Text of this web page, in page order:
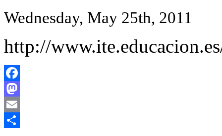
Wednesday, May 25th, 2011
http://
Facebook
Mastodon
Email